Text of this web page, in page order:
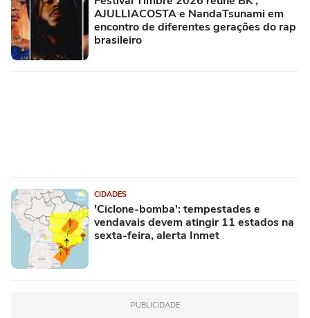
AJULLIACOSTA e NandaTsunami em
encontro de diferentes gerações do rap
brasileiro
CIDADES
'Ciclone-bomba': tempestades e
vendavais devem atingir 11 estados na
sexta-feira, alerta Inmet
PUBLICIDADE